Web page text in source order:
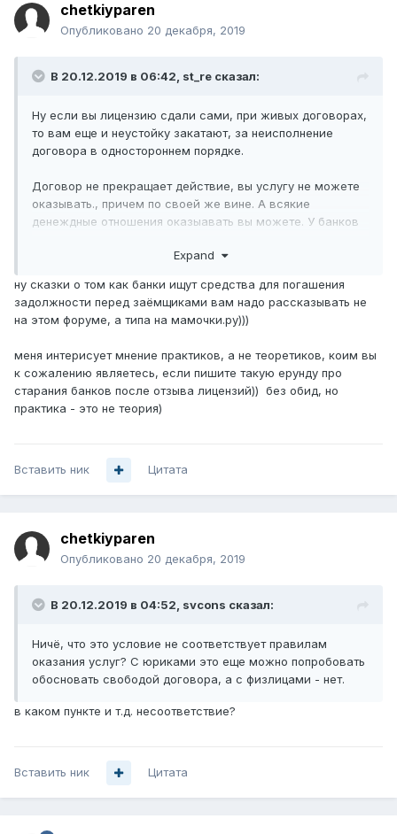
chetkiyparen
Опубликовано 20 декабря, 2019
В 20.12.2019 в 06:42, st_re сказал:
Ну если вы лицензию сдали сами, при живых договорах,
то вам еще и неустойку закатают, за неисполнение
договора в одностороннем порядке.
Договор не прекращает действие, вы услугу не можете
оказывать., причем по своей же вине. А всякие
денеждные отношения оказыавать вы можете. У банков
основании лицензии действуют. и потом начинают
перед заёмщиками.
В договоре обычно есть условия расторжения. Вот ими и
установленной форме за месяц-2-3. А когда всех
расторгните, тогда и прекращайте лицензии.
Expand
ну сказки о том как банки ищут средства для погашения
задолжности перед заёмщиками вам надо рассказывать не
на этом форуме, а типа на мамочки.ру)))
меня интерисует мнение практиков, а не теоретиков, коим вы
к сожалению являетесь, если пишите такую ерунду про
старания банков после отзыва лицензий)) без обид, но
практика - это не теория)
Вставить ник Цитата
chetkiyparen
Опубликовано 20 декабря, 2019
В 20.12.2019 в 04:52, svcons сказал:
Ничё, что это условие не соответствует правилам
оказания услуг? С юриками это еще можно попробовать
обосновать свободой договора, а с физлицами - нет.
в каком пункте и т.д. несоответствие?
Вставить ник Цитата